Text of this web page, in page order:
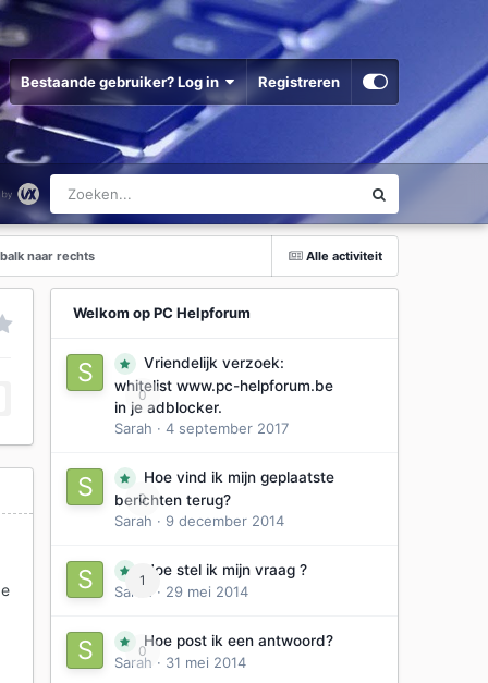
Bestaande gebruiker? Log in Registreren
Alle activiteit
naar rechts
Welkom op PC Helpforum
0
Vriendelijk verzoek:
whitelist www.pc-helpforum.be
in je adblocker.
Sarah · 4 september 2017
0
Hoe vind ik mijn geplaatste
berichten terug?
Sarah · 9 december 2014
1
Hoe stel ik mijn vraag ?
Sarah
· 29 mei 2014
0
Hoe post ik een antwoord?
Sarah · 31 mei 2014